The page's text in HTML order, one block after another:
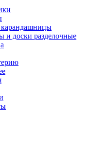
карандашницы
и доски разделочные